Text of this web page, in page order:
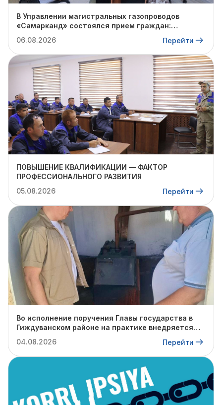
В Управлении магистральных газопроводов
«Самарканд» состоялся прием граждан:
06.08.2026 Перейти
ПОВЫШЕНИЕ КВАЛИФИКАЦИИ — ФАКТОР
ПРОФЕССИОНАЛЬНОГО РАЗВИТИЯ
05.08.2026
Перейти
Во исполнение поручения Главы государства в
Гиждуванском районе на практике внедряется
04.08.2026 Перейти